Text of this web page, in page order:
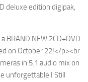
deluxe edition digipak,